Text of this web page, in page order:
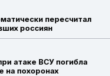
пересчитал
россиян
атаке ВСУ погибла
на похоронах